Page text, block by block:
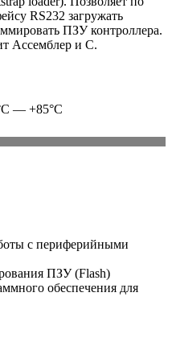
RS232 загружать
ПЗУ контроллера.
Ассемблер и C.
— +85°C
с периферийными
ПЗУ (Flash)
обеспечения для